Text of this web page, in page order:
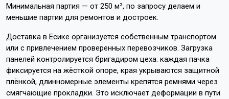
Минимальная партия — от 250 м², по запросу делаем и
меньшие партии для ремонтов и достроек.
Доставка в Есике организуется собственным транспортом
или с привлечением проверенных перевозчиков. Загрузка
панелей контролируется бригадиром цеха: каждая пачка
фиксируется на жёсткой опоре, края укрываются защитной
плёнкой, длинномерные элементы крепятся ремнями через
смягчающие прокладки. Это исключает деформации в пути